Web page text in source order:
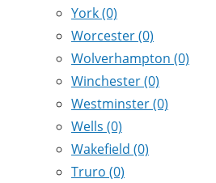
York(0)
Worcester(0)
Wolverhampton (0)
Winchester(0)
Westminster(0)
Wells (0)
Wakefield (0)
Truro (0)